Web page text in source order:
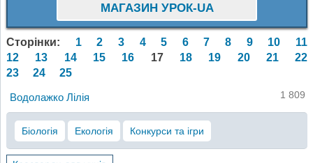
МАГАЗИН УРОК-UA
Сторінки: 1 2 3 4 5 6 7 8 9 10
11
12
13 14 15 16 17 18 19 20 21
22
23
24 25
Водолажко Лілія 1 809
Біологія Екологія Конкурси та ігри